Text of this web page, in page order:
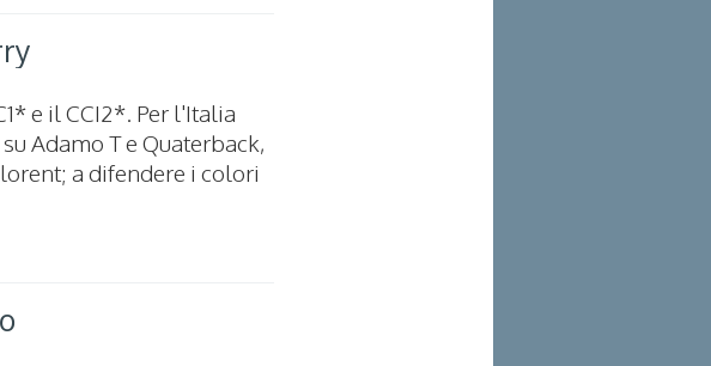
e il CCI2*. Per l'Italia
Adamo T e Quaterback,
a difendere i colori